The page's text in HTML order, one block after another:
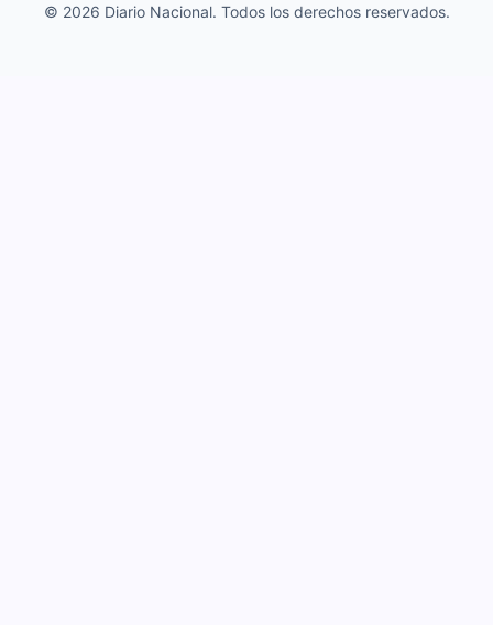
© 2026 Diario Nacional. Todos los derechos reservados.